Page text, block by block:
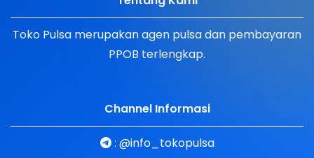
Toko Pulsa merupakan agen pulsa dan pembayaran
PPOB terlengkap.
Channel Informasi
: @info_tokopulsa